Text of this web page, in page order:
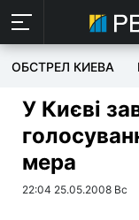
ОБСТРЕЛ КИЕВА
У Києві
мера
22:04 25.05.2008 Вс